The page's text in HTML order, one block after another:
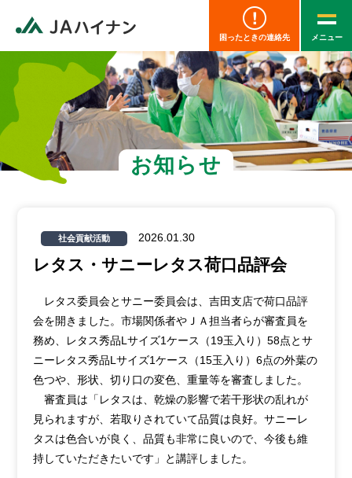
困ったときの連絡先
お知らせ
社会貢献活動 2026.01.30
レタス・サニーレタス荷口品評会
レタス委員会とサニー委員会は、吉田支店で荷口品評
会を開きました。市場関係者やＪＡ担当者らが審査員を
務め、レタス秀品Lサイズ1ケース（19玉入り）58点とサ
ニーレタス秀品Lサイズ1ケース（15玉入り）6点の外葉の
色つや、形状、切り口の変色、重量等を審査しました。
審査員は「レタスは、乾燥の影響で若干形状の乱れが
見られますが、若取りされていて品質は良好。サニーレ
タスは色合いが良く、品質も非常に良いので、今後も維
持していただきたいです」と講評しました。